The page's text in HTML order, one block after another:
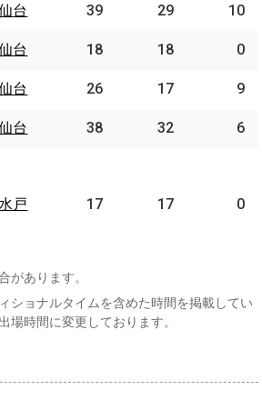
仙台 39 29 10
仙台 18 18 0
仙台 26 17 9
仙台 38 32 6
水戸 17 17 0
台
台
台
台
戸
があります。
ショナルタイムを含めた時間を掲載してい
場時間に変更しております。